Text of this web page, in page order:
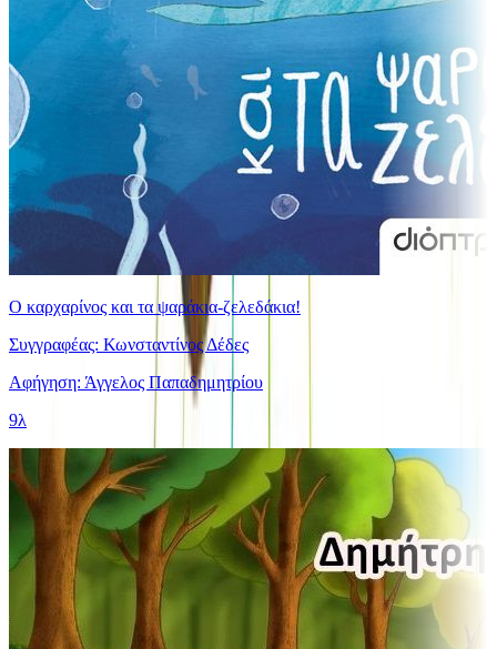
Ο καρχαρίνος και τα ψαράκια-ζελεδάκια!
Συγγραφέας: Κωνσταντίνος Δέδες
Αφήγηση: Άγγελος Παπαδημητρίου
9λ